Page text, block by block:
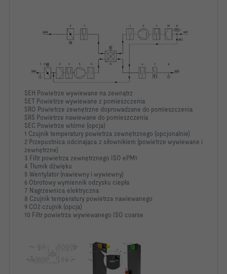
SEH Powietrze wywiewane na zewnątrz
SET Powietrze wywiewane z pomieszczenia
SRO Powietrze zewnętrzne doprowadzane do pomieszczenia
SRS Powietrze nawiewane do pomieszczenia
SEC Powietrze wtórne (opcja)
1 Czujnik temperatury powietrza zewnętrznego (opcjonalnie)
2 Przepustnica odcinająca z siłownikiem (powietrze wywiewane i
zewnętrzne)
3 Filtr powietrza zewnętrznego ISO ePM1
4 Tłumik dźwięku
5 Wentylator (nawiewny i wywiewny)
6 Obrotowy wymiennik odzysku ciepła
7 Nagrzewnica elektryczna
8 Czujnik temperatury powietrza nawiewanego
9 CO2 czujnik (opcja)
10 Filtr powietrza wywiewanego ISO coarse